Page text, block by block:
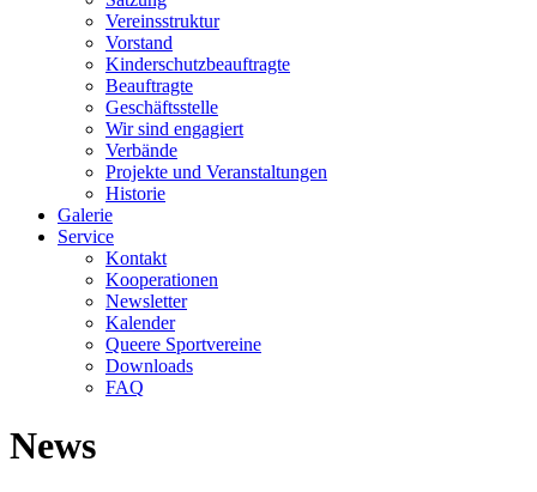
Vereinsstruktur
Vorstand
Kinderschutzbeauftragte
Beauftragte
Geschäftsstelle
Wir sind engagiert
Verbände
Projekte und Veranstaltungen
Historie
Galerie
Service
Kontakt
Kooperationen
Newsletter
Kalender
Queere Sportvereine
Downloads
FAQ
News